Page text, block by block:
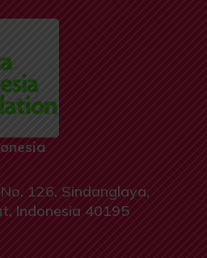
126, Sindanglaya,
Indonesia 40195